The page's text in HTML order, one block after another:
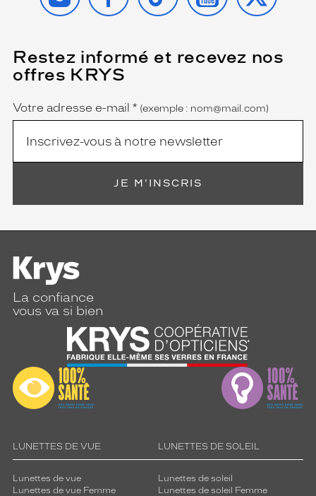
Restez informé et recevez nos
offres KRYS
Name
Votre adresse e-mail *
(Ce
champ
est
obligatoire)
(exemple : nom@mail.com)
JE M'INSCRIS
La confiance
vous va si bien
LUNETTES DE VUE
Lunettes de vue
Lunettes de vue Femme
LUNETTES DE SOLEIL
Lunettes de soleil
Lunettes de soleil Femme